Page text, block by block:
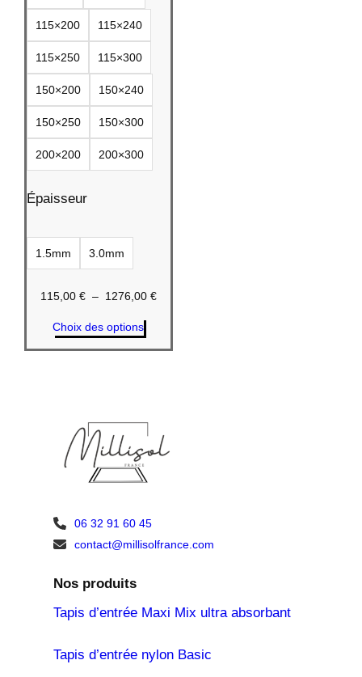
115×200 115×240
115×250 115×300
150×200 150×240
150×250 150×300
200×200 200×300
Épaisseur
1.5mm 3.0mm
115,00 € – 1276,00 €Plage
115,00 €
Choix des options
06 32 91 60 45
contact@millisolfrance.com
Nos produits
Tapis d’entrée Maxi Mix ultra absorbant
Tapis d’entrée nylon Basic